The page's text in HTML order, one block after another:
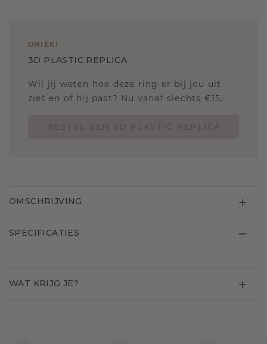
UNIEK!
3D PLASTIC REPLICA
Wil jij weten hoe deze ring er bij jou uit
ziet en of hij past? Nu vanaf slechts €15,-
OMSCHRIJVING
SPECIFICATIES
WAT KRIJG JE?